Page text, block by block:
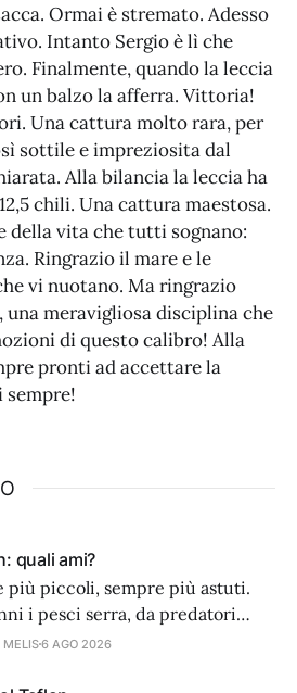
Ormai è stremato. Adesso
Intanto Sergio è lì che
Finalmente, quando la leccia
un balzo la afferra. Vittoria!
Una cattura molto rara, per
sottile e impreziosita dal
Alla bilancia la leccia ha
chili. Una cattura maestosa.
della vita che tutti sognano:
Ringrazio il mare e le
vi nuotano. Ma ringrazio
meravigliosa disciplina che
di questo calibro! Alla
pronti ad accettare la
sempre!
quali ami?
più piccoli, sempre più astuti.
i pesci serra, da predatori
avventati, sembra siano diventati
MELIS6 AGO 2026